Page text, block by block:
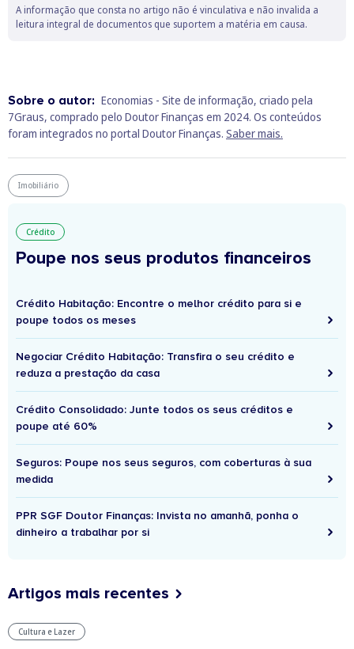
A informação que consta no artigo não é vinculativa e não invalida a
leitura integral de documentos que suportem a matéria em causa.
Sobre o autor: Economias - Site de informação, criado pela
7Graus, comprado pelo Doutor Finanças em 2024. Os conteúdos
foram integrados no portal Doutor Finanças. Saber mais.
Imobiliário
Crédito
Poupe nos seus produtos financeiros
Crédito Habitação: Encontre o melhor crédito para si e
poupe todos os meses
Negociar Crédito Habitação: Transfira o seu crédito e
reduza a prestação da casa
Crédito Consolidado: Junte todos os seus créditos e
poupe até 60%
Seguros: Poupe nos seus seguros, com coberturas à sua
medida
PPR SGF Doutor Finanças: Invista no amanhã, ponha o
dinheiro a trabalhar por si
Artigos mais recentes
Cultura e Lazer